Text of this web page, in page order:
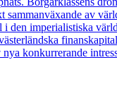
av
den imperialistiska
konkurrerande